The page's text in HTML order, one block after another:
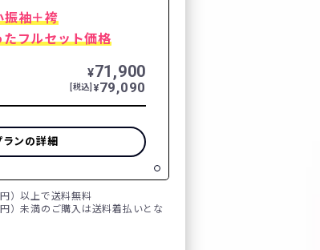
振袖＋袴
たフルセット価格
¥71,900
[税込] ¥79,090
ランの詳細
）以上で送料無料
未満のご購入は送料着払いとな